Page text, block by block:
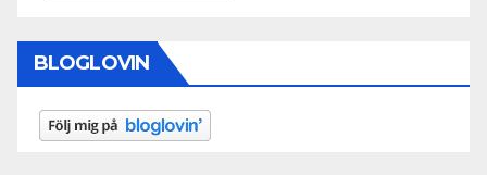
BLOGLOVIN